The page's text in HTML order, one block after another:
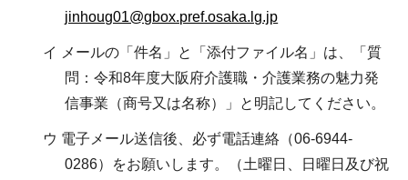
jinhoug01@gbox.pref.osaka.lg.jp
イ メールの「件名」と「添付ファイル名」は、「質
問：令和8年度大阪府介護職・介護業務の魅力発
信事業（商号又は名称）」と明記してください。
ウ 電子メール送信後、必ず電話連絡（06-6944-
0286）をお願いします。（土曜日、日曜日及び祝